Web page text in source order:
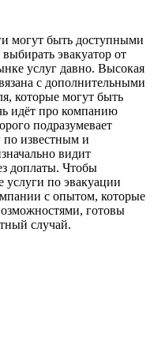
могут быть доступными
эвакуатор от
услуг давно. Высокая
с дополнительными
которые могут быть
идёт про компанию
подразумевает
по известным и
видит
доплаты. Чтобы
услуги по эвакуации
с опытом, которые
готовы
случай.